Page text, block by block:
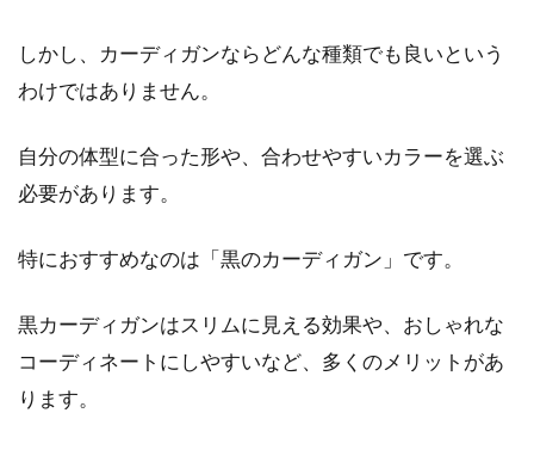
目次 1 冬のシャツの着こなしは2パターン！昨
おしゃれに...
デ！おすすめコーデを紹介
目次 1 テーパードパンツってどんなパンツ？2
まだまだある！テーパードパンツの魅力3 テー
パードパ...
しかし、カーディガンならどんな種類でも良いという
わけではありません。
自分の体型に合った形や、合わせやすいカラーを選ぶ
必要があります。
特におすすめなのは「黒のカーディガン」です。
黒カーディガンはスリムに見える効果や、おしゃれな
コーディネートにしやすいなど、多くのメリットがあ
ります。